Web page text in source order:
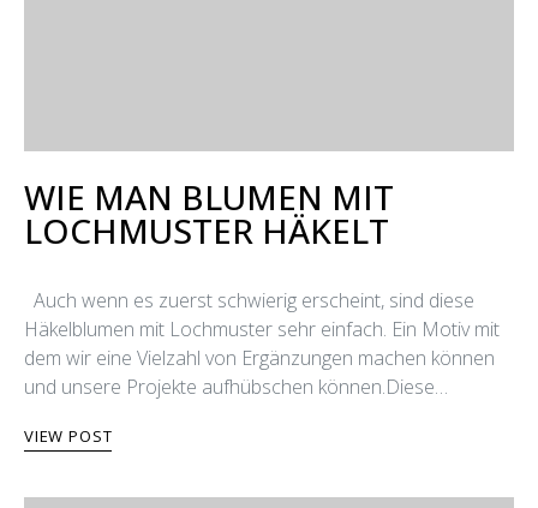
WIE MAN BLUMEN MIT
LOCHMUSTER HÄKELT
Auch wenn es zuerst schwierig erscheint, sind diese
Häkelblumen mit Lochmuster sehr einfach. Ein Motiv mit
dem wir eine Vielzahl von Ergänzungen machen können
und unsere Projekte aufhübschen können.​Diese…
VIEW POST